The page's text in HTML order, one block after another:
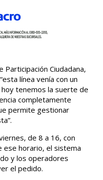
Ciudadana,
línea venía con un
tenemos la suerte de
completamente
permite gestionar
de 8 a 16, con
ese horario, el sistema
y los operadores
el pedido.